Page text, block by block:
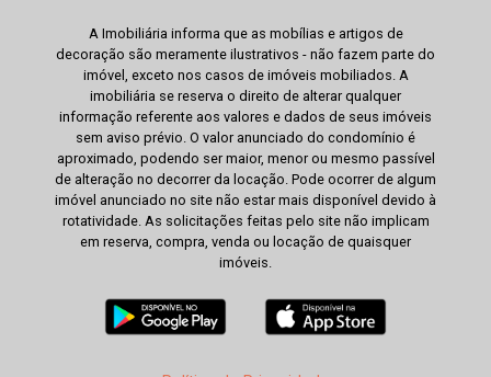
A Imobiliária informa que as mobílias e artigos de
decoração são meramente ilustrativos - não fazem parte do
imóvel, exceto nos casos de imóveis mobiliados. A
imobiliária se reserva o direito de alterar qualquer
informação referente aos valores e dados de seus imóveis
sem aviso prévio. O valor anunciado do condomínio é
aproximado, podendo ser maior, menor ou mesmo passível
de alteração no decorrer da locação. Pode ocorrer de algum
imóvel anunciado no site não estar mais disponível devido à
rotatividade. As solicitações feitas pelo site não implicam
em reserva, compra, venda ou locação de quaisquer
imóveis.